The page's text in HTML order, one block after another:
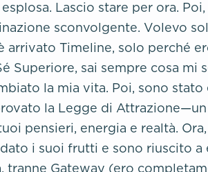
Lascio stare per ora.
sconvolgente. Volevo
arrivato Timeline, solo perché
Superiore, sai sempre cosa mi
la mia vita. Poi, sono stato
la Legge di
pensieri, energia e realtà.
i suoi frutti e sono riuscito a
tranne Gateway (ero